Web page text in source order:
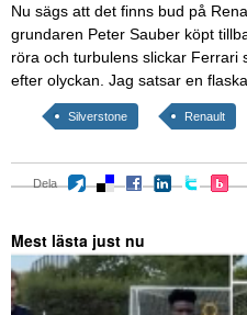
Nu sägs att det finns bud på
grundaren Peter Sauber köpt
röra och turbulens slickar Ferrari
efter olyckan. Jag satsar en
Silverstone Renault
Dela
Mest lästa just nu